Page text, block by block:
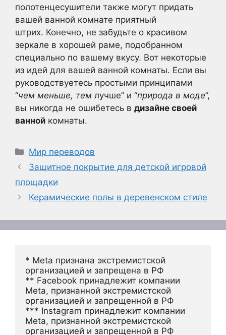
полотенцесушители также могут придать
вашей ванной комнате приятный
штрих. Конечно, не забудьте о красивом
зеркале в хорошей раме, подобранном
специально по вашему вкусу. Вот некоторые
из идей для вашей ванной комнаты. Если вы
руководствуетесь простыми принципами
“чем меньше, тем лучше” и “природа в моде”,
вы никогда не ошибетесь в дизайне своей
ванной комнаты.
Рубрики
Мир переводов
Защитное покрытие для детской игровой
площадки
Керамические полы в деревенском стиле
* Meta признана экстремистской
организацией и запрещена в РФ
** Facebook принадлежит компании
Meta, признанной экстремистской
организацией и запрещенной в РФ
*** Instagram принадлежит компании
Meta, признанной экстремистской
организацией и запрещенной в РФ